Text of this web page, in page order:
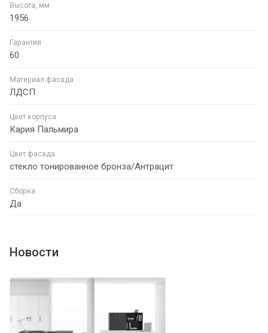
Высота, мм
1956
Гарантия
60
Материал фасада
ЛДСП
Цвет корпуса
Кария Пальмира
Цвет фасада
стекло тонированное бронза/Антрацит
Сборка
Да
Новости